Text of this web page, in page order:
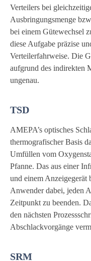
Verteilers bei
Ausbringungsmenge
bei einem Gütewechsel
diese Aufgabe präzise
Verteilerfahrweise. Die
aufgrund des indirekten
ungenau.
TSD
AMEPA’s optisches
thermografischer Basis
Umfüllen vom
Pfanne. Das aus einer
und einem Anzeigegerät
Anwender dabei, jeden
Zeitpunkt zu beenden.
den nächsten
Abschlackvorgänge
SRM